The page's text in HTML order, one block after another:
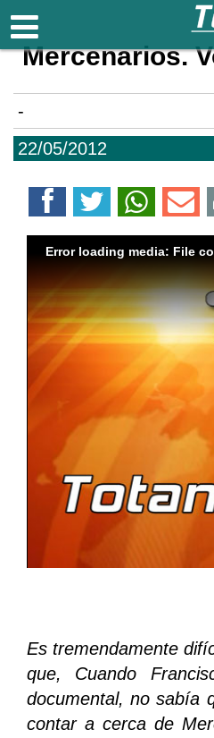
Totana.com
22/05/2012
Mercenarios.
-
Error loading media: File
Es tremendamente
que, Cuando
documental, no sabía
contar a cerca de